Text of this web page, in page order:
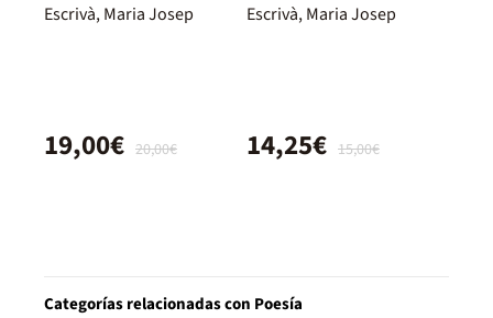
Escrivà, Maria Josep
20,00€
19,00€
Escrivà, Maria Josep
15,00€
14,25€
Categorías relacionadas con Poesía